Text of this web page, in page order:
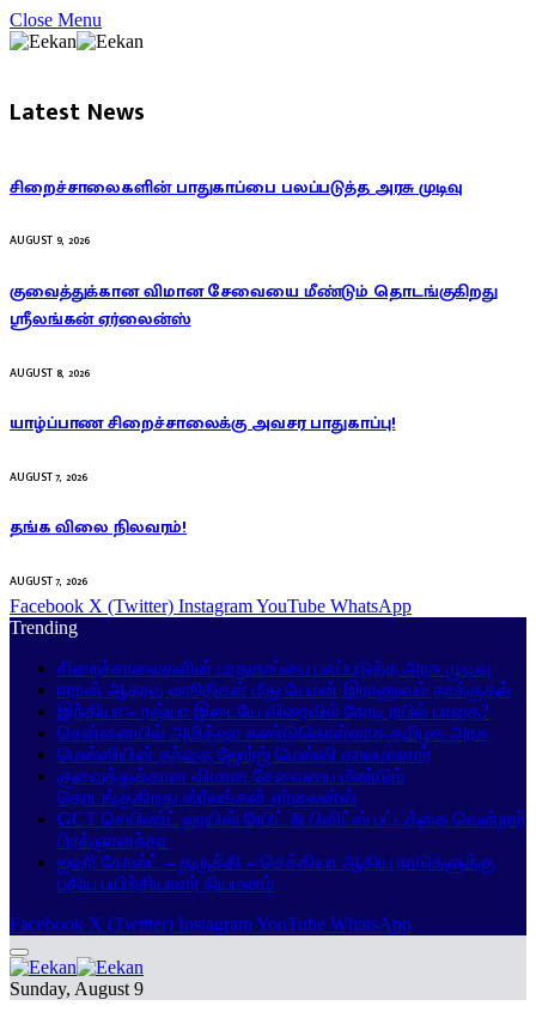
Close Menu
Latest News
சிறைச்சாலைகளின் பாதுகாப்பை பலப்படுத்த அரசு முடிவு
AUGUST 9, 2026
குவைத்துக்கான விமான சேவையை மீண்டும் தொடங்குகிறது
ஸ்ரீலங்கன் ஏர்லைன்ஸ்
AUGUST 8, 2026
யாழ்ப்பாண சிறைச்சாலைக்கு அவசர பாதுகாப்பு!
AUGUST 7, 2026
தங்க விலை நிலவரம்!
AUGUST 7, 2026
Facebook X (Twitter) InstagramYouTube WhatsApp
Trending
சிறைச்சாலைகளின் பாதுகாப்பை பலப்படுத்த அரசு முடிவு
ஈரான் ஆதரவு ஹூதிகள் மீது யேமன் இராணுவம் தாக்குதல்
இந்தியா – ரஷ்யா இடையே விரைவில் நேரடி ரயில் பாதை?
சென்னையில் அமித்ஷா கண்டுகொள்ளாத தமிழக அரசு
மெஸ்ஸியின் தந்தை ஜோர்ஜ் மெஸ்ஸி காலமானார்
குவைத்துக்கான விமான சேவையை மீண்டும்
தொடங்குகிறது ஸ்ரீலங்கன் ஏர்லைன்ஸ்
GCT செயிண்ட் லூயிஸ் ரேபிட் & பிளிட்ஸ் பட்டத்தை வென்றார்
பிரக்ஞானந்தா
ஐவரி கோஸ்ட் – துருக்கி – செக்கியா ஆகிய நாடுகளுக்கு
புதிய பயிற்சியாளர் நியமனம்
Facebook X (Twitter) InstagramYouTube WhatsApp
Sunday, August 9